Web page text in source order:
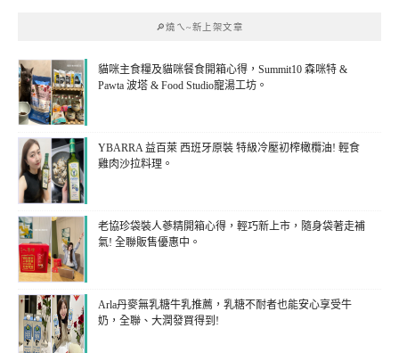
🔎燒ㄟ~新上架文章
貓咪主食糧及貓咪餐食開箱心得，Summit10 森咪特 &
Pawta 波塔 & Food Studio寵湯工坊。
YBARRA 益百萊 西班牙原裝 特級冷壓初榨橄欖油! 輕食
雞肉沙拉料理。
老協珍袋裝人蔘精開箱心得，輕巧新上市，隨身袋著走補
氣! 全聯販售優惠中。
Arla丹麥無乳糖牛乳推薦，乳糖不耐者也能安心享受牛
奶，全聯、大潤發買得到!